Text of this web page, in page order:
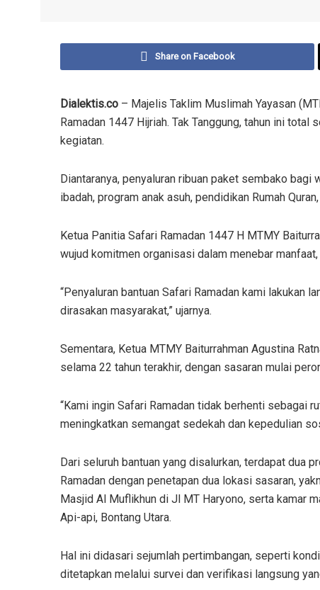
Share on Facebook
Dialektis.co – Majelis Taklim Muslimah Yayasan
Ramadan 1447 Hijriah. Tak Tanggung, tahun ini
kegiatan.
Diantaranya, penyaluran ribuan paket sembako bagi
ibadah, program anak asuh, pendidikan Rumah
Ketua Panitia Safari Ramadan 1447 H MTMY
wujud komitmen organisasi dalam menebar
“Penyaluran bantuan Safari Ramadan kami lakukan
dirasakan masyarakat,” ujarnya.
Sementara, Ketua MTMY Baiturrahman Agustina
selama 22 tahun terakhir, dengan sasaran mulai
“Kami ingin Safari Ramadan tidak berhenti sebagai
meningkatkan semangat sedekah dan kepedulian
Dari seluruh bantuan yang disalurkan, terdapat dua
Ramadan dengan penetapan dua lokasi sasaran,
Masjid Al Muflikhun di Jl MT Haryono, serta kamar
Api-api, Bontang Utara.
Hal ini didasari sejumlah pertimbangan, seperti
ditetapkan melalui survei dan verifikasi langsung